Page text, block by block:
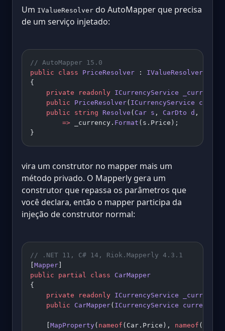
Um IValueResolver do AutoMapper que precisa
de um serviço injetado:
// AutoMapper 15.0
public class PriceResolver : IValueResolver
{
    private
readonly ICurrencyService _currency
    public
PriceResolver( ICurrencyService
    public
string Resolve ( Car s , CarDto d ,
        =>
_currency. Format (s.Price);
}
vira um construtor no mapper mais um
método privado. O Mapperly gera um
construtor que repassa os parâmetros que
você declara, então o mapper participa da
injeção de construtor normal:
// .NET 11, C# 14, Riok.Mapperly 4.3.1
Mapper
public partial class CarMapper
{
    private
readonly ICurrencyService _currency
    public
CarMapper( ICurrencyService currency
MapProperty( nameof (Car.Price), nameof